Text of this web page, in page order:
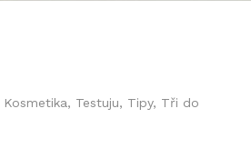
Kosmetika, Testuju, Tipy, Tři do